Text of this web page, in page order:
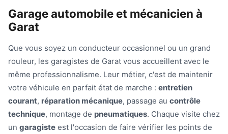
Garage automobile et mécanicien à
Garat
Que vous soyez un conducteur occasionnel ou un grand
rouleur, les garagistes de Garat vous accueillent avec le
même professionnalisme. Leur métier, c'est de maintenir
votre véhicule en parfait état de marche : entretien
courant, réparation mécanique, passage au contrôle
technique, montage de pneumatiques. Chaque visite chez
un garagiste est l'occasion de faire vérifier les points de